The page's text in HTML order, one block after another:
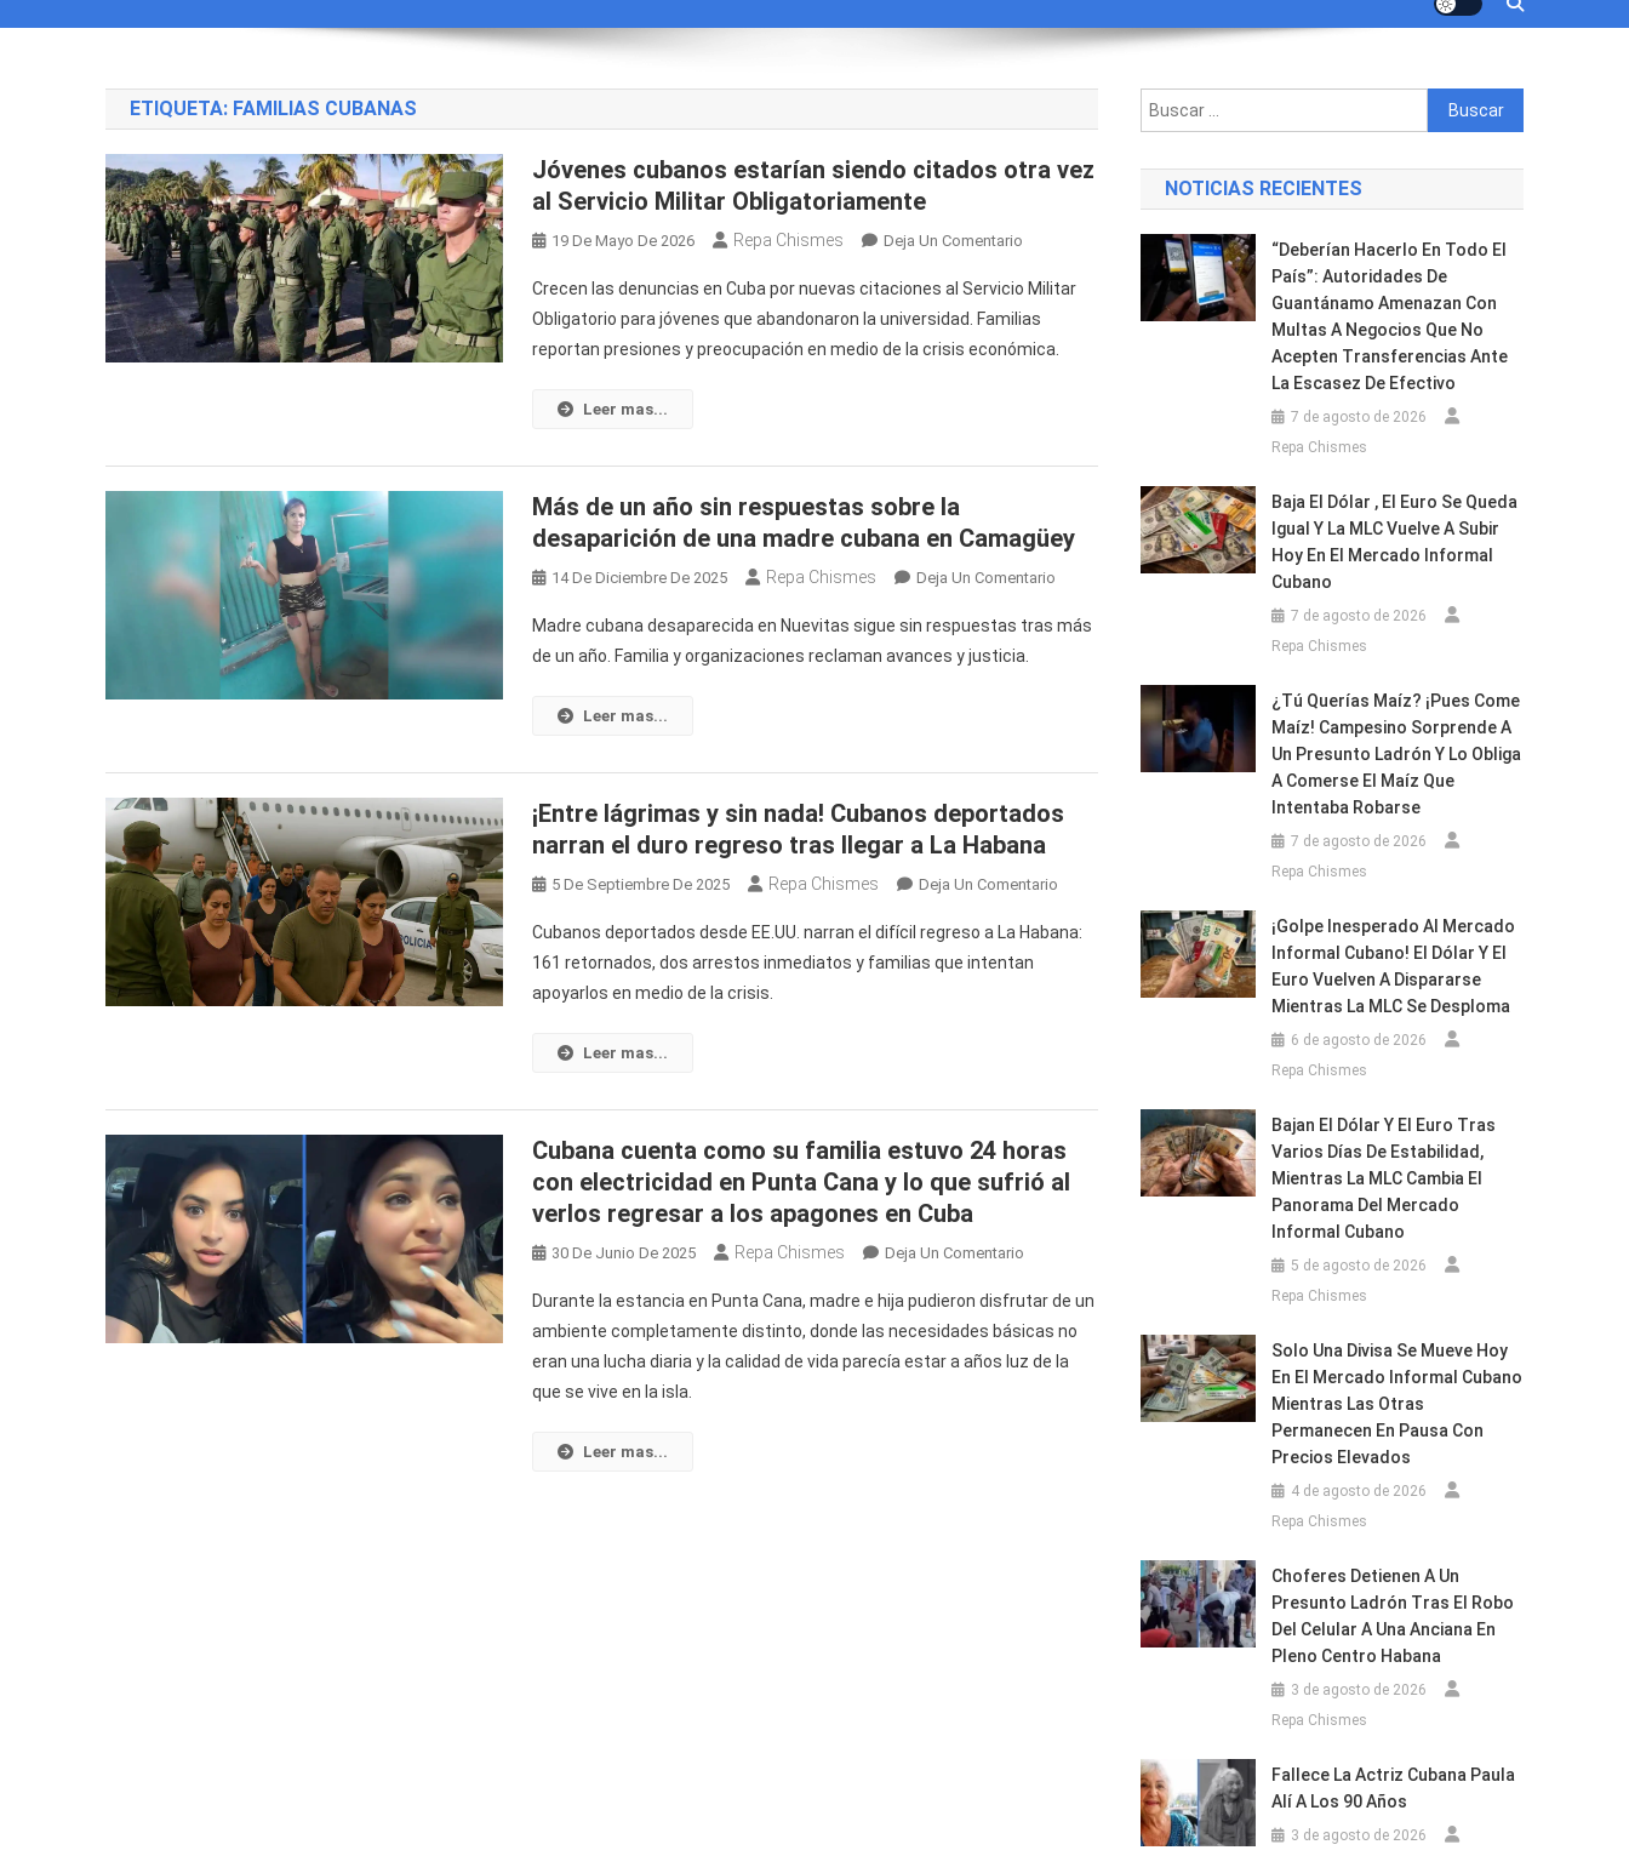
ETIQUETA: FAMILIAS CUBANAS
Jóvenes cubanos estarían siendo citados otra vez
al Servicio Militar Obligatoriamente
19 De Mayo De 2026 Repa Chismes Deja Un Comentario
Cubanos
Estarían
Siendo
Al
Obligatoriamente
Crecen las denuncias en Cuba por nuevas citaciones al Servicio Militar
Obligatorio para jóvenes que abandonaron la universidad. Familias
reportan presiones y preocupación en medio de la crisis económica.
Leer mas...
Más de un año sin respuestas sobre la
desaparición de una madre cubana en Camagüey
14 De Diciembre De 2025 Repa Chismes Deja Un Comentario
De
Sobre
Desaparición
Una
Cubana
Madre cubana desaparecida en Nuevitas sigue sin respuestas tras más
de un año. Familia y organizaciones reclaman avances y justicia.
Leer mas...
¡Entre lágrimas y sin nada! Cubanos deportados
narran el duro regreso tras llegar a La Habana
5 De Septiembre De 2025 Repa Chismes Deja Un Comentario
Lágrimas
Narran
Duro
Regreso
La
Habana
Cubanos deportados desde EE.UU. narran el difícil regreso a La Habana:
161 retornados, dos arrestos inmediatos y familias que intentan
apoyarlos en medio de la crisis.
Leer mas...
Cubana cuenta como su familia estuvo 24 horas
con electricidad en Punta Cana y lo que sufrió al
verlos regresar a los apagones en Cuba
30 De Junio De 2025 Repa Chismes Deja Un Comentario
Cuenta
Como
Su
Durante la estancia en Punta Cana, madre e hija pudieron disfrutar de un
ambiente completamente distinto, donde las necesidades básicas no
eran una lucha diaria y la calidad de vida parecía estar a años luz de la
que se vive en la isla.
Leer mas...
Buscar:
NOTICIAS RECIENTES
“Deberían Hacerlo En Todo El
País”: Autoridades De
Guantánamo Amenazan Con
Multas A Negocios Que No
Acepten Transferencias Ante
La Escasez De Efectivo
7 de agosto de 2026
Repa Chismes
Baja El Dólar , El Euro Se Queda
Igual Y La MLC Vuelve A Subir
Hoy En El Mercado Informal
Cubano
7 de agosto de 2026
Repa Chismes
¿Tú Querías Maíz? ¡Pues Come
Maíz! Campesino Sorprende A
Un Presunto Ladrón Y Lo Obliga
A Comerse El Maíz Que
Intentaba Robarse
7 de agosto de 2026
Repa Chismes
¡Golpe Inesperado Al Mercado
Informal Cubano! El Dólar Y El
Euro Vuelven A Dispararse
Mientras La MLC Se Desploma
6 de agosto de 2026
Repa Chismes
Bajan El Dólar Y El Euro Tras
Varios Días De Estabilidad,
Mientras La MLC Cambia El
Panorama Del Mercado
Informal Cubano
5 de agosto de 2026
Repa Chismes
Solo Una Divisa Se Mueve Hoy
En El Mercado Informal Cubano
Mientras Las Otras
Permanecen En Pausa Con
Precios Elevados
4 de agosto de 2026
Repa Chismes
Choferes Detienen A Un
Presunto Ladrón Tras El Robo
Del Celular A Una Anciana En
Pleno Centro Habana
3 de agosto de 2026
Repa Chismes
Fallece La Actriz Cubana Paula
Alí A Los 90 Años
3 de agosto de 2026